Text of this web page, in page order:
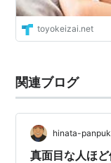
toyokeizai.net
関連ブログ
hinata-
真面目な人ほ